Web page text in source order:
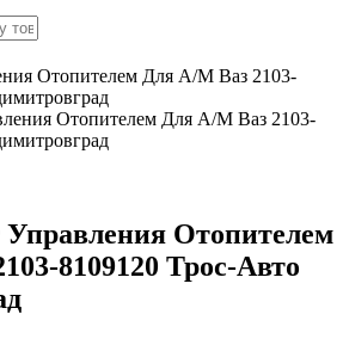
Отопителем Для А/М Ваз 2103-
Отопителем
8109120 Трос-Авто